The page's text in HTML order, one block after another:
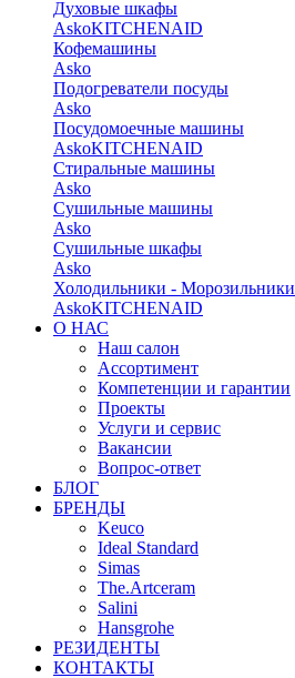
Духовые шкафы
AskoKITCHENAID
Кофемашины
Asko
Подогреватели посуды
Asko
Посудомоечные машины
AskoKITCHENAID
Стиральные машины
Asko
Сушильные машины
Asko
Сушильные шкафы
Asko
Холодильники - Морозильники
AskoKITCHENAID
О НАС
Наш салон
Ассортимент
Компетенции и гарантии
Проекты
Услуги и сервис
Вакансии
Вопрос-ответ
БЛОГ
БРЕНДЫ
Keuco
Ideal Standard
Simas
The.Artceram
Salini
Hansgrohe
РЕЗИДЕНТЫ
КОНТАКТЫ